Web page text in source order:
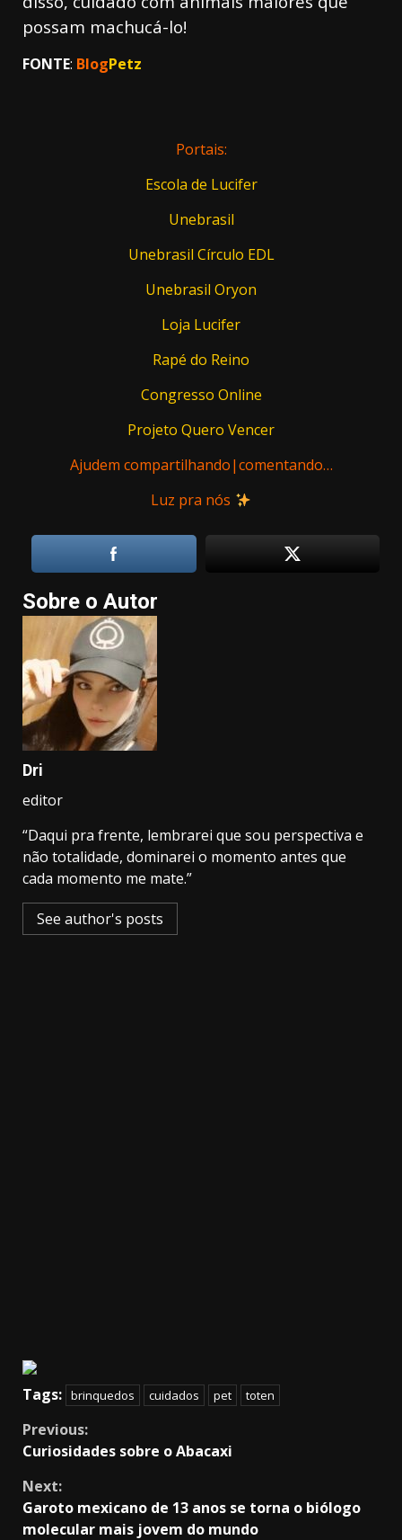
possam machucá-lo!
FONTE: BlogPetz
Portais:
Escola de Lucifer
Unebrasil
Unebrasil Círculo EDL
Unebrasil Oryon
Loja Lucifer
Rapé do Reino
Congresso Online
Projeto Quero Vencer
Ajudem compartilhando|comentando…
Luz pra nós
Sobre o Autor
Dri
editor
“Daqui pra frente, lembrarei que sou perspectiva e
não totalidade, dominarei o momento antes que
cada momento me mate.”
See author's posts
Tags: brinquedos cuidados pet toten
Continue
Previous:
Curiosidades sobre o Abacaxi
Next:
Garoto mexicano de 13 anos se torna o biólogo
molecular mais jovem do mundo